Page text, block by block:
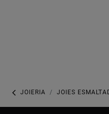
JOIERIA JOIES